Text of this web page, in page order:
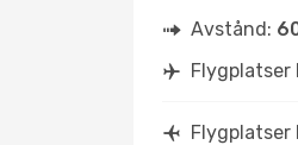
Avstånd:
Flygplatser
Flygplatser